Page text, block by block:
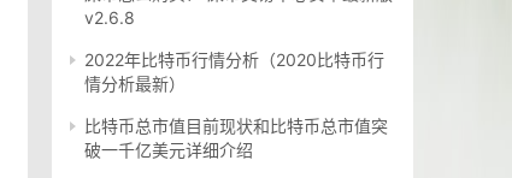
v2.6.8
2022年比特币行情分析（2020比特币行
情分析最新）
比特币总市值目前现状和比特币总市值突
破一千亿美元详细介绍